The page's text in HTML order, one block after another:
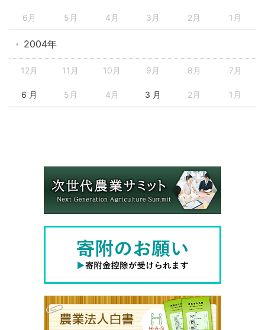
6月 5月 4月 3月 2月 1月
2004年
12月 11月 10月 9月 8月 7月
6 月 5月 4月 3 月 2月 1月